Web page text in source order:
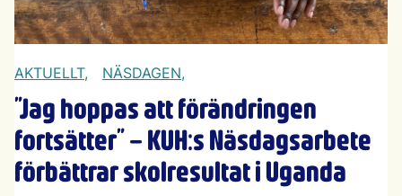
AKTUELLT, NÄSDAGEN,
”Jag hoppas att förändringen
fortsätter” – KUH:s Näsdagsarbete
förbättrar skolresultat i Uganda